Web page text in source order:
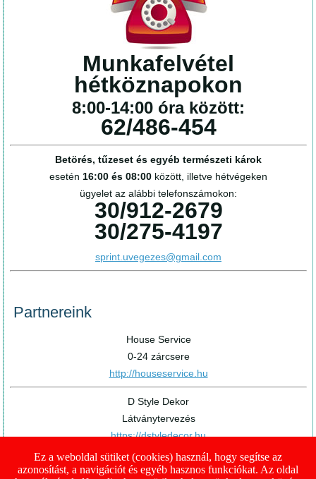
Munkafelvétel
hétköznapokon
8:00-14:00 óra között:
62/486-454
Betörés, tűzeset és egyéb természeti károk
esetén 16:00 és 08:00 között, illetve hétvégeken
ügyelet az alábbi telefonszámokon:
30/912-2679
30/275-4197
sprint.uvegezes@gmail.com
Partnereink
House Service
0-24 zárcsere
http://houseservice.hu
D Style Dekor
Látványtervezés
https://dstyledecor.hu
Ez a weboldal sütiket (cookies) használ, hogy segítse az
azonosítást, a navigációt és egyéb hasznos funkciókat. Az oldal